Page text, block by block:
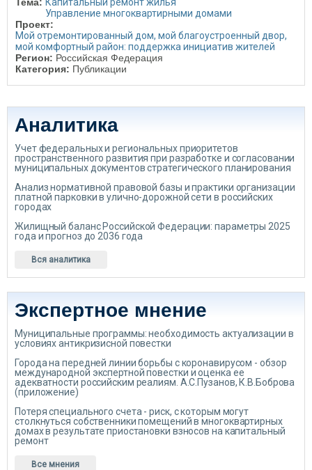
Управление многоквартирными домами
Проект:
Мой отремонтированный дом, мой благоустроенный двор,
мой комфортный район: поддержка инициатив жителей
Регион: Российская Федерация
Категория: Публикации
Аналитика
Учет федеральных и региональных приоритетов
пространственного развития при разработке и согласовании
муниципальных документов стратегического планирования
Анализ нормативной правовой базы и практики организации
платной парковки в улично-дорожной сети в российских
городах
Жилищный баланс Российской Федерации: параметры 2025
года и прогноз до 2036 года
Вся аналитика
Экспертное мнение
Муниципальные программы: необходимость актуализации в
условиях антикризисной повестки
Города на передней линии борьбы с коронавирусом - обзор
международной экспертной повестки и оценка ее
адекватности российским реалиям. А.С.Пузанов, К.В.Боброва
(приложение)
Потеря специального счета - риск, с которым могут
столкнуться собственники помещений в многоквартирных
домах в результате приостановки взносов на капитальный
ремонт
Все мнения